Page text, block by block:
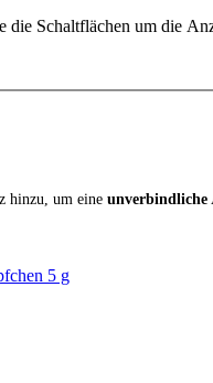
Schaltflächen um die
hinzu, um eine unverbindliche
5 g